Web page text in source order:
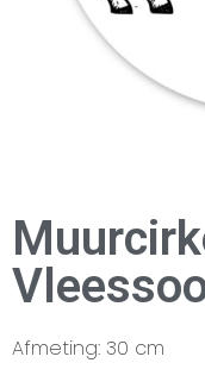
Afmeting: 30 cm